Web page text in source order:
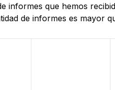
informes que hemos
de informes es mayor